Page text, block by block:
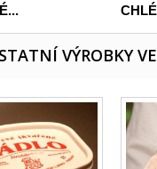
VÝROBKY